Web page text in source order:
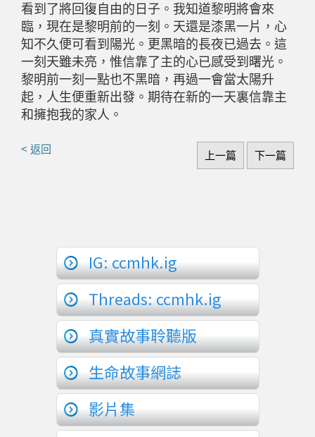
看到了將回復自由的日子。我知道黎明將會來
臨，現在是黎明前的一刻。天還是漆黑一片，心
知不久便可看到陽光。更黑暗的長夜已過去。這
一刻天雖未亮，惟信靠了主的心已感受到曙光。
黎明前一刻一點也不黑暗，再過一會當太陽升
起，人生便重新出發。期待在新的一天裏信靠主
和擁抱我的家人。
< 返回
上一篇 下一篇
IG: ccmhk.ig
Threads: ccmhk.ig
真實故事聆聽版
生命故事網誌
影片集